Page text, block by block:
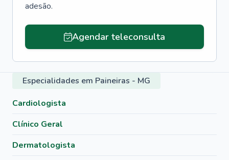
adesão.
Agendar teleconsulta
Especialidades em Paineiras - MG
Cardiologista
Clínico Geral
Dermatologista